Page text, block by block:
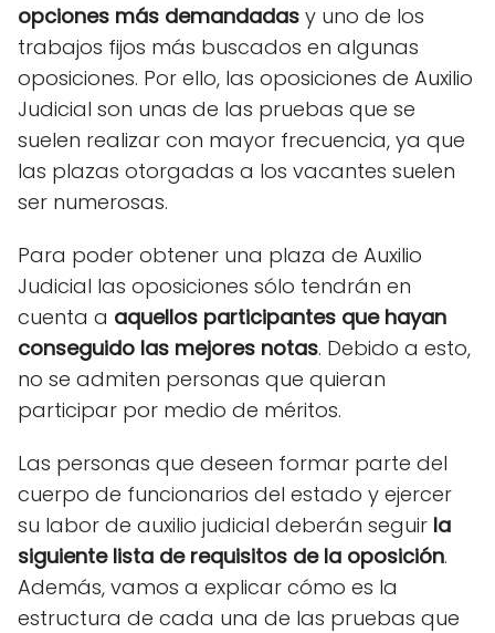
opciones más demandadas y uno de los
trabajos fijos más buscados en algunas
oposiciones. Por ello, las oposiciones de Auxilio
Judicial son unas de las pruebas que se
suelen realizar con mayor frecuencia, ya que
las plazas otorgadas a los vacantes suelen
ser numerosas.
Para poder obtener una plaza de Auxilio
Judicial las oposiciones sólo tendrán en
cuenta a aquellos participantes que hayan
conseguido las mejores notas. Debido a esto,
no se admiten personas que quieran
participar por medio de méritos.
Las personas que deseen formar parte del
cuerpo de funcionarios del estado y ejercer
su labor de auxilio judicial deberán seguir la
siguiente lista de requisitos de la oposición.
Además, vamos a explicar cómo es la
estructura de cada una de las pruebas que